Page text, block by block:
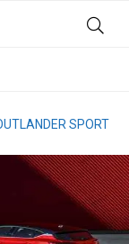
SPORT